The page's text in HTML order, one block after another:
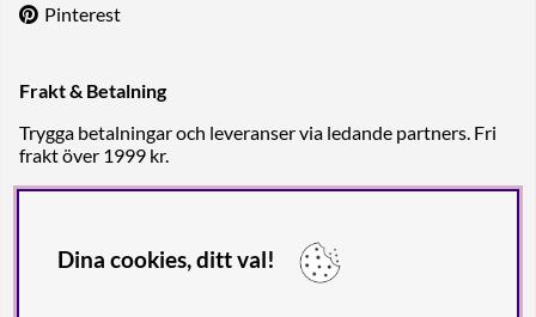
Pinterest
Frakt & Betalning
Trygga betalningar och leveranser via ledande partners. Fri
frakt över 1999 kr.
Dina cookies, ditt val!